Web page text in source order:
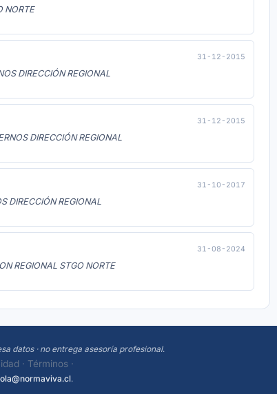
NORTE
31-12-2015
DIRECCIÓN REGIONAL
31-12-2015
DIRECCIÓN REGIONAL
31-10-2017
DIRECCIÓN REGIONAL
31-08-2024
REGIONAL STGO NORTE
datos · no entrega asesoría profesional.
· Términos·
.